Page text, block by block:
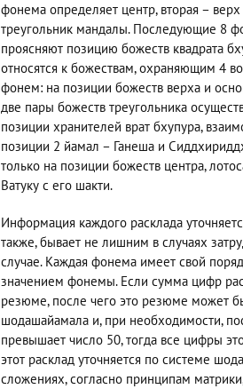
фонема определяет центр, вторая –
треугольник мандалы. Последующие 8
проясняют позицию божеств квадрата
относятся к божествам, охраняющим 4
фонем: на позиции божеств верха и
две пары божеств треугольника
позиции хранителей врат бхупура,
позиции 2 йамал – Ганеша и
только на позиции божеств центра,
Ватуку с его шакти.
Информация каждого расклада
также, бывает не лишним в случаях
случае. Каждая фонема имеет свой
значением фонемы. Если сумма цифр
резюме, после чего это резюме может
шодашайамала и, при необходимости,
превышает число 50, тогда все цифры
этот расклад уточняется по системе
сложениях, согласно принципам